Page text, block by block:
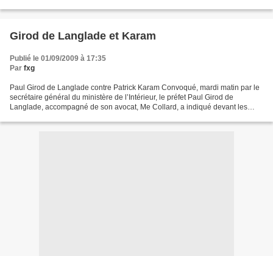
Girod de Langlade et Karam
Publié le 01/09/2009 à 17:35
Par fxg
Paul Girod de Langlade contre Patrick Karam Convoqué, mardi matin par le
secrétaire général du ministère de l’Intérieur, le préfet Paul Girod de
Langlade, accompagné de son avocat, Me Collard, a indiqué devant les